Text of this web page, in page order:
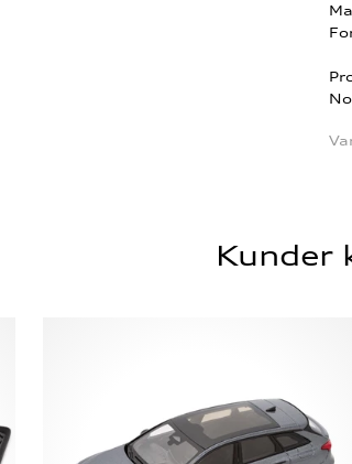
Kunder